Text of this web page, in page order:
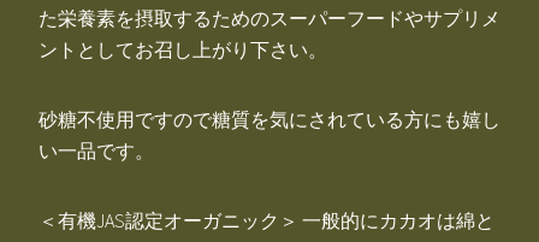
た栄養素を摂取するためのスーパーフードやサプリメ
ントとしてお召し上がり下さい。
砂糖不使用ですので糖質を気にされている方にも嬉し
い一品です。
＜有機JAS認定オーガニック＞ 一般的にカカオは綿と